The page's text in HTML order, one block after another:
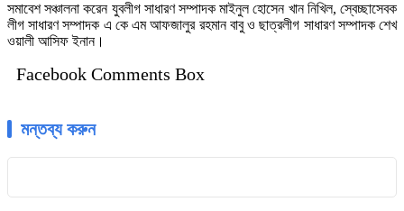
সমাবেশ সঞ্চালনা করেন যুবলীগ সাধারণ সম্পাদক মাইনুল হোসেন খান নিখিল, স্বেচ্ছাসেবক
লীগ সাধারণ সম্পাদক এ কে এম আফজালুর রহমান বাবু ও ছাত্রলীগ সাধারণ সম্পাদক শেখ
ওয়ালী আসিফ ইনান।
Facebook Comments Box
মন্তব্য করুন